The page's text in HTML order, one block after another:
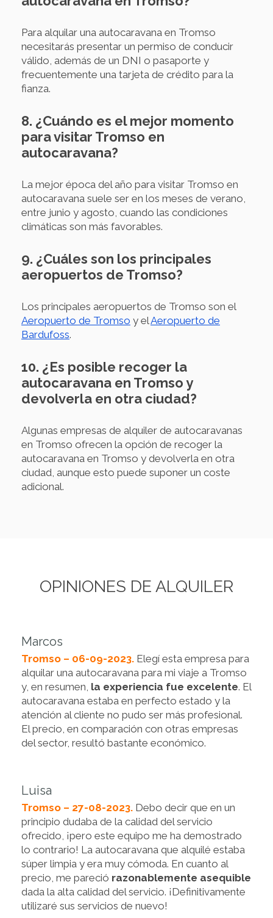
Para alquilar una autocaravana en Tromso
necesitarás presentar un permiso de conducir
válido, además de un DNI o pasaporte y
frecuentemente una tarjeta de crédito para la
fianza.
8. ¿Cuándo es el mejor momento
para visitar Tromso en
autocaravana?
La mejor época del año para visitar Tromso en
autocaravana suele ser en los meses de verano,
entre junio y agosto, cuando las condiciones
climáticas son más favorables.
9. ¿Cuáles son los principales
aeropuertos de Tromso?
Los principales aeropuertos de Tromso son el
Aeropuerto de Tromso y elAeropuerto de
Bardufoss.
10. ¿Es posible recoger la
autocaravana en Tromso y
devolverla en otra ciudad?
Algunas empresas de alquiler de autocaravanas
en Tromso ofrecen la opción de recoger la
autocaravana en Tromso y devolverla en otra
ciudad, aunque esto puede suponer un coste
adicional.
OPINIONES DE ALQUILER
Marcos
Tromso – 06-09-2023. Elegí esta empresa para
alquilar una autocaravana para mi viaje a Tromso
y, en resumen, la experiencia fue excelente. El
autocaravana estaba en perfecto estado y la
atención al cliente no pudo ser más profesional.
El precio, en comparación con otras empresas
del sector, resultó bastante económico.
Luisa
Tromso – 27-08-2023. Debo decir que en un
principio dudaba de la calidad del servicio
ofrecido, ¡pero este equipo me ha demostrado
lo contrario! La autocaravana que alquilé estaba
súper limpia y era muy cómoda. En cuanto al
precio, me pareció razonablemente asequible
dada la alta calidad del servicio. ¡Definitivamente
utilizaré sus servicios de nuevo!